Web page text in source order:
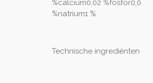
%calcium0,02 %fosfor0,0
%natrium1 %
Technische ingrediënten